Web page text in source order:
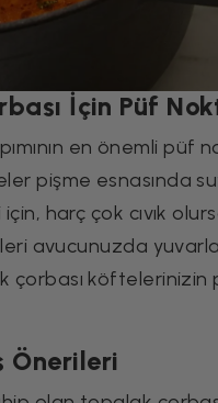
İçin Püf
en önemli püf
pişme esnasında
için, harç çok cıvık
avucunuzda
çorbası köftelerinizin
Önerileri